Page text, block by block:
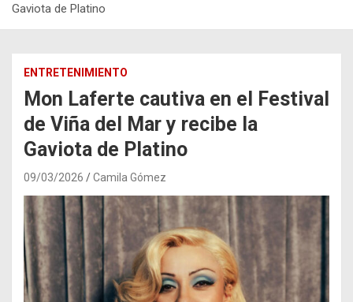
Gaviota de Platino
ENTRETENIMIENTO
Mon Laferte cautiva en el Festival
de Viña del Mar y recibe la
Gaviota de Platino
09/03/2026 Camila Gómez